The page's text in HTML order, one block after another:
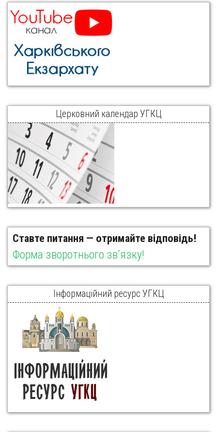
Церковний календар УГКЦ
Ставте питання — отримайте відповідь!
Форма зворотнього зв'язку!
Інформаційний ресурс УГКЦ